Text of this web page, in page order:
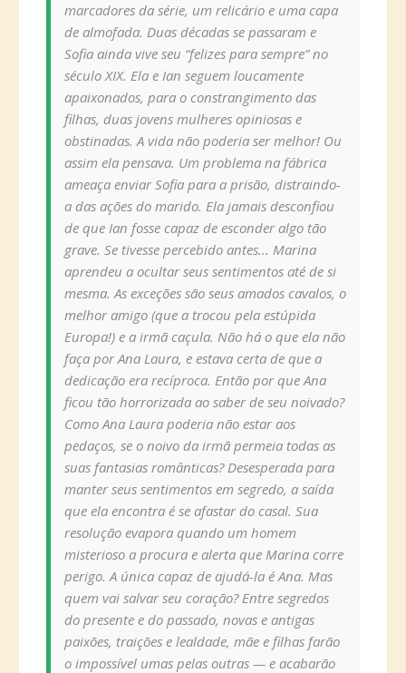
marcadores da série, um relicário e uma capa
de almofada. Duas décadas se passaram e
Sofia ainda vive seu “felizes para sempre” no
século XIX. Ela e Ian seguem loucamente
apaixonados, para o constrangimento das
filhas, duas jovens mulheres opiniosas e
obstinadas. A vida não poderia ser melhor! Ou
assim ela pensava. Um problema na fábrica
ameaça enviar Sofia para a prisão, distraindo-
a das ações do marido. Ela jamais desconfiou
de que Ian fosse capaz de esconder algo tão
grave. Se tivesse percebido antes... Marina
aprendeu a ocultar seus sentimentos até de si
mesma. As exceções são seus amados cavalos, o
melhor amigo (que a trocou pela estúpida
Europa!) e a irmã caçula. Não há o que ela não
faça por Ana Laura, e estava certa de que a
dedicação era recíproca. Então por que Ana
ficou tão horrorizada ao saber de seu noivado?
Como Ana Laura poderia não estar aos
pedaços, se o noivo da irmã permeia todas as
suas fantasias românticas? Desesperada para
manter seus sentimentos em segredo, a saída
que ela encontra é se afastar do casal. Sua
resolução evapora quando um homem
misterioso a procura e alerta que Marina corre
perigo. A única capaz de ajudá-la é Ana. Mas
quem vai salvar seu coração? Entre segredos
do presente e do passado, novas e antigas
paixões, traições e lealdade, mãe e filhas farão
o impossível umas pelas outras — e acabarão